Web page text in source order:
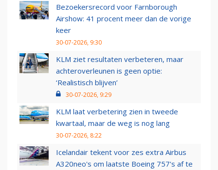
Bezoekersrecord voor Farnborough
Airshow: 41 procent meer dan de vorige
keer
30-07-2026, 9:30
KLM ziet resultaten verbeteren, maar
achteroverleunen is geen optie:
‘Realistisch blijven’
30-07-2026, 9:29
KLM laat verbetering zien in tweede
kwartaal, maar de weg is nog lang
30-07-2026, 8:22
Icelandair tekent voor zes extra Airbus
A320neo's om laatste Boeing 757's af te